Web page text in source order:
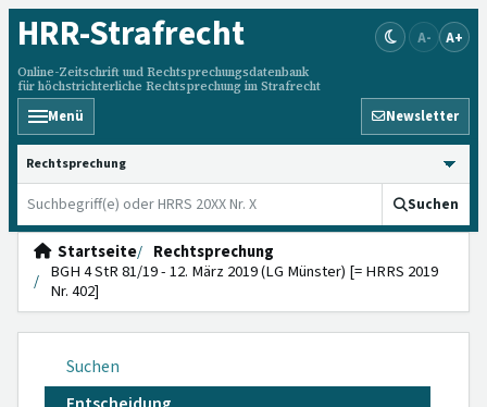
HRR-Strafrecht
Online-Zeitschrift und Rechtsprechungsdatenbank
für höchstrichterliche Rechtsprechung im Strafrecht
A- A+
Menü Newsletter
HRRS durchsuchen
Suchen
Startseite
Rechtsprechung
BGH 4 StR 81/19 - 12. März 2019 (LG Münster) [= HRRS 2019
Nr. 402]
Suchen